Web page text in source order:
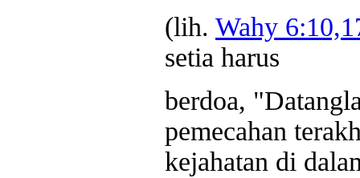
(lih. Wahy
setia harus
berdoa,
pemecahan
kejahatan di